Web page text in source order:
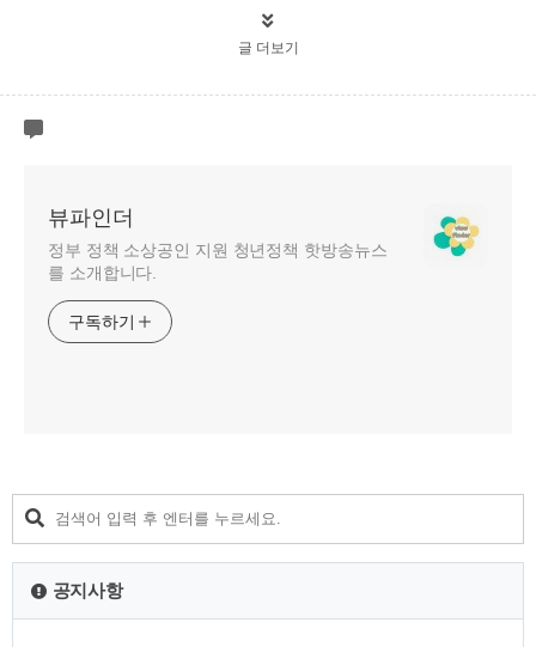
글 더보기
뷰파인더
정부 정책 소상공인 지원 청년정책 핫방송뉴스
를 소개합니다.
구독하기
공지사항